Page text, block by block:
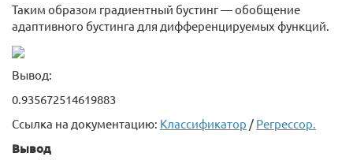
Таким образом градиентный бустинг — обобщение
адаптивного бустинга для дифференцируемых функций.
Вывод:
0.935672514619883
Ссылка на документацию: Классификатор / Регрессор.
Вывод